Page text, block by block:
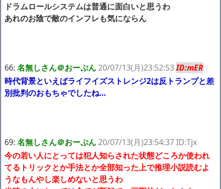
ドラムロールシステムは普通に面白いと思うわ
あれのお陰で敵のインフレも気にならん
66: 名無しさん＠おーぷん20/07/13(月)23:52:53ID:mER
時代背景といえばライフイズストレンジ2は反トランプと差
別批判のおもちゃでしたね…
69: 名無しさん＠おーぷん20/07/13(月)23:54:37 ID:Tjx
今の若い人にとっては犯人知らされた状態どころか使われ
てるトリックとか手法とか全部知った上で推理小説読むよ
うなもんやし楽しめないと思うわ